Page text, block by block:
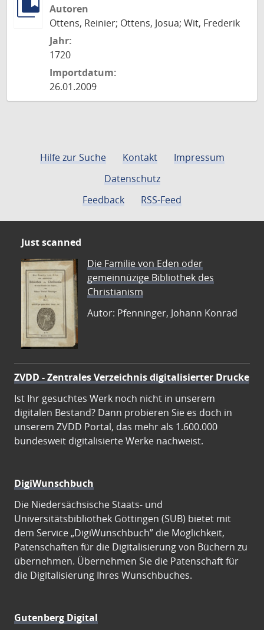
Autoren
Ottens, Reinier; Ottens, Josua; Wit, Frederik
Jahr:
1720
Importdatum:
26.01.2009
Hilfe zur Suche Kontakt
Impressum
Datenschutz
Feedback
RSS-Feed
Just scanned
Die Familie von Eden oder
gemeinnüzige Bibliothek des
Christianism
Autor: Pfenninger, Johann Konrad
ZVDD - Zentrales Verzeichnis digitalisierter Drucke
Ist Ihr gesuchtes Werk noch nicht in unserem
digitalen Bestand? Dann probieren Sie es doch in
unserem ZVDD Portal, das mehr als 1.600.000
bundesweit digitalisierte Werke nachweist.
DigiWunschbuch
Die Niedersächsische Staats- und
Universitätsbibliothek Göttingen (SUB) bietet mit
dem Service „DigiWunschbuch” die Möglichkeit,
Patenschaften für die Digitalisierung von Büchern zu
übernehmen. Übernehmen Sie die Patenschaft für
die Digitalisierung Ihres Wunschbuches.
Gutenberg Digital